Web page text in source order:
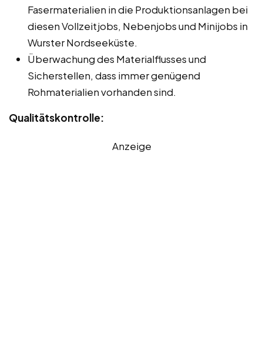
Fasermaterialien in die Produktionsanlagen bei
diesen Vollzeitjobs, Nebenjobs und Minijobs in
Wurster Nordseeküste.
Überwachung des Materialflusses und
Sicherstellen, dass immer genügend
Rohmaterialien vorhanden sind.
Qualitätskontrolle:
Anzeige